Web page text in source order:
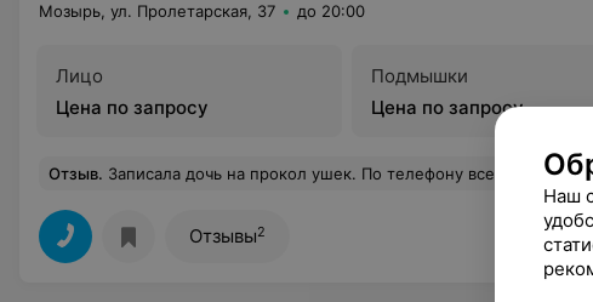
Мозырь, ул. Пролетарская, 37 до 20:00
Лицо
Цена по запросу
Подмышки
Цена по запросу
Отзыв. Записала дочь на прокол ушек. По телефону все детали обговорили заранее. 26.07.2024 приехали в обозначенное время. Нас доброжелательно встретили при входе. Еще раз рассказали детально о процедуре и уходе после прокола. Предложили огромный выбор сережек. Включили мультики для отвлечения внимания ребенка. Во время процедуры прокалывания специалист была очень доброжелательной и мило общалась с ребенком. Сам прокол был сделан ооочень легко, быстро и незаметно даже для ребенка. Все предельно стерильно, чисто и четко. После процедуры ребенку вручили грамоту с ее именем и угостили шоколадкой. Мне вручили памятку по уходу и рекламные брошюры с ценами по услугам салона. К слову, ооочень хорошие цены! Рекомендую! Мы в восторге от качества услуг и от уровня
Отзывы2
Наш